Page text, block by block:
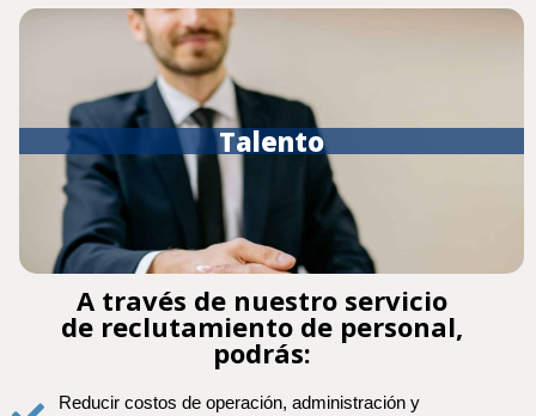
Talento
A través de nuestro servicio
de reclutamiento de personal,
podrás:
Reducir costos de operación, administración y